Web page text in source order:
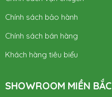
Chính sách bảo hành
Chính sách bán hàng
Khách hàng tiêu biểu
SHOWROOM MIỀN BẮC